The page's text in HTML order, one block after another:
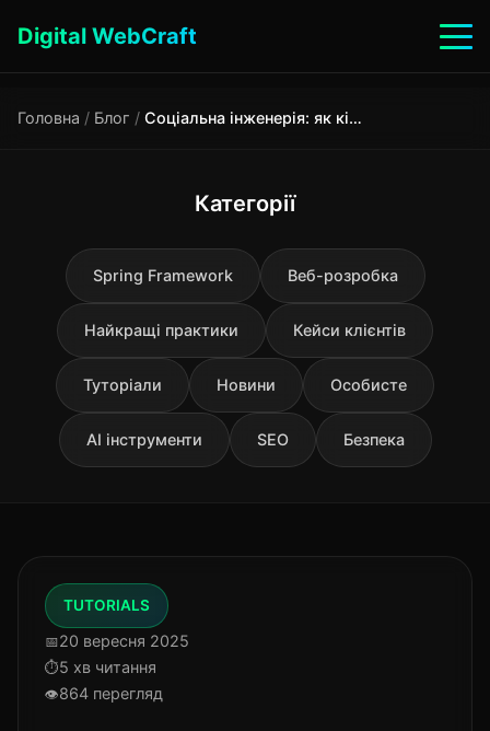
Digital WebCraft
Головна / Блог / Соціальна інженерія: як кіберзлочинці маніпулюють людською психологією
Категорії
Spring Framework Веб-розробка
Найкращі практики Кейси клієнтів
Туторіали Новини Особисте
AI інструменти SEO Безпека
TUTORIALS
20 вересня 2025
5 хв читання
864 перегляд